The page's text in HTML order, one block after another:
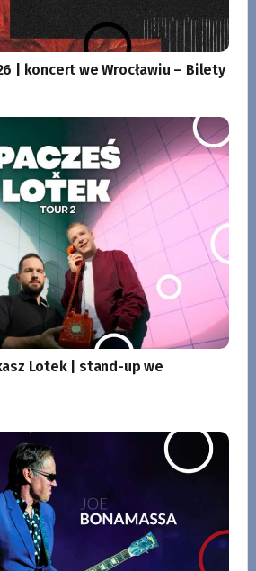
| koncert we Wrocławiu – Bilety
Lotek | stand-up we